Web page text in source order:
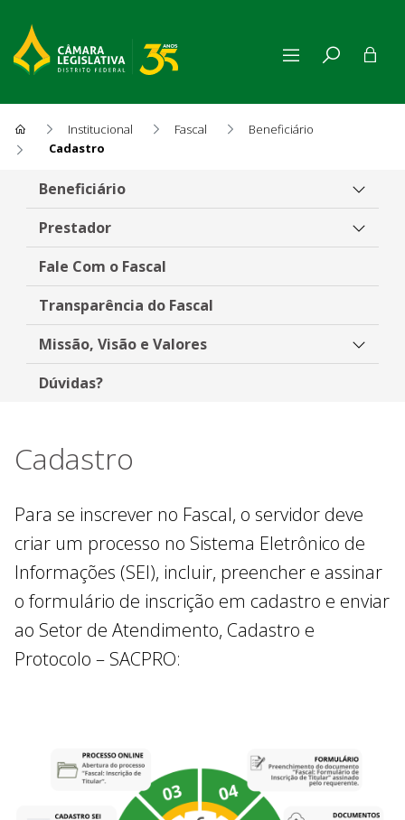
Institucional Fascal
Beneficiário
Cadastro
Cadastro
Beneficiário
Prestador
Fale Com o Fascal
Transparência do Fascal
Missão, Visão e Valores
Dúvidas?
Cadastro
Para se inscrever no Fascal, o servidor deve
criar um processo no Sistema Eletrônico de
Informações (SEI), incluir, preencher e assinar
o formulário de inscrição em cadastro e enviar
ao Setor de Atendimento, Cadastro e
Protocolo – SACPRO: